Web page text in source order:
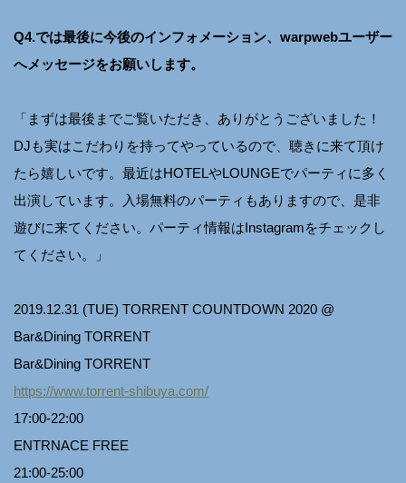
Q4.では最後に今後のインフォメーション、warpwebユーザー
へメッセージをお願いします。
「まずは最後までご覧いただき、ありがとうございました！
DJも実はこだわりを持ってやっているので、聴きに来て頂け
たら嬉しいです。最近はHOTELやLOUNGEでパーティに多く
出演しています。入場無料のパーティもありますので、是非
遊びに来てください。パーティ情報はInstagramをチェックし
てください。」
2019.12.31 (TUE) TORRENT COUNTDOWN 2020 @
Bar&Dining TORRENT
Bar&Dining TORRENT
https://www.torrent-shibuya.com/
17:00-22:00
ENTRNACE FREE
21:00-25:00